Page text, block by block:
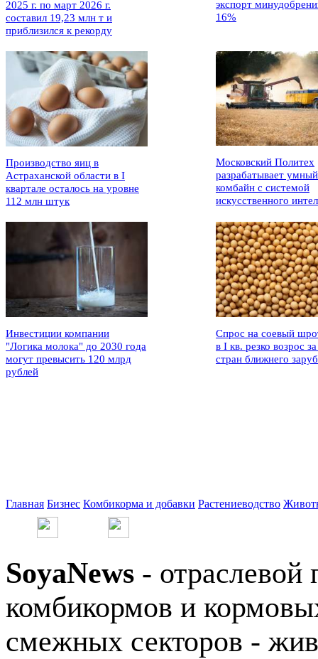
2025 г. по март 2026 г.
составил 19,23 млн т и
приблизился к рекорду
экспорт
16%
Производство яиц в
Астраханской области в I
квартале осталось на уровне
112 млн штук
Московский Политех
разрабатывает умный
комбайн с системой
искусственного
Инвестиции компании
"Логика молока" до 2030 года
могут превысить 120 млрд
рублей
Спрос на соевый
в I кв. резко возрос
стран ближнего
Главная Бизнес Комбикорма и добавки Растениеводство
SoyaNews - отраслевой
комбикормов и
смежных секторов -